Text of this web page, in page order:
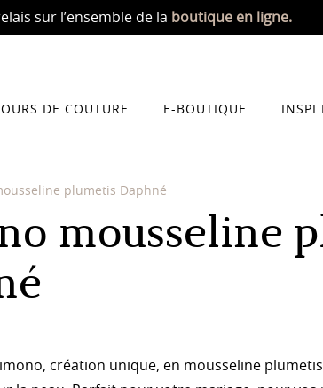
sur l’ensemble de la boutique en ligne.
DE COUTURE E-BOUTIQUE INSPI
plumetis Daphné
mousseline
création unique, en mousseline